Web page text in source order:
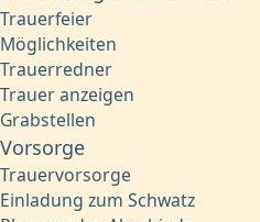
Trauerfeier
Möglichkeiten
Trauerredner
Trauer anzeigen
Grabstellen
Vorsorge
Trauervorsorge
Einladung zum Schwatz